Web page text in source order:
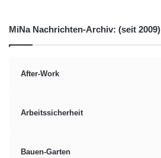
Startup
MiNa Nachrichten-Archiv: (seit 2009)
After-Work
Arbeitssicherheit
Bauen-Garten